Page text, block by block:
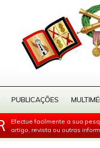
PUBLICAÇÕES
Efectue facilmente a sua
artigo, revista ou outras